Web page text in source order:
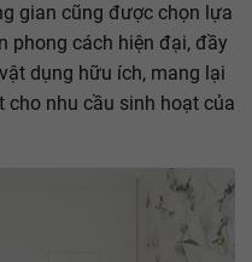
gian cũng được chọn lựa
phong cách hiện đại, đầy
dụng hữu ích, mang lại
nhu cầu sinh hoạt của